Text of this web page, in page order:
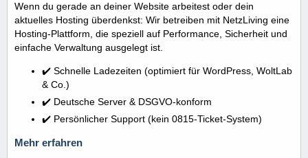
Wenn du gerade an deiner Website arbeitest oder dein
aktuelles Hosting überdenkst: Wir betreiben mit NetzLiving eine
Hosting-Plattform, die speziell auf Performance, Sicherheit und
einfache Verwaltung ausgelegt ist.
✔️ Schnelle Ladezeiten (optimiert für WordPress, WoltLab
& Co.)
✔️ Deutsche Server & DSGVO-konform
✔️ Persönlicher Support (kein 0815-Ticket-System)
Mehr erfahren